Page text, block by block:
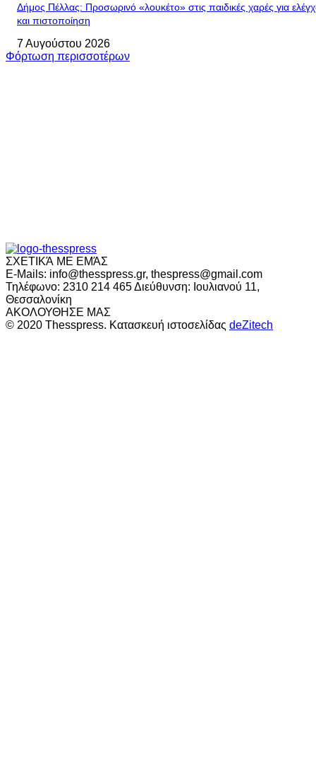
Δήμος Πέλλας: Προσωρινό «λουκέτο» στις παιδικές χαρές για
και πιστοποίηση
7 Αυγούστου 2026
Φόρτωση περισσοτέρων
ΣΧΕΤΙΚΆ ΜΕ ΕΜΆΣ
E-Mails: info@thesspress.gr, thespress@gmail.com
Τηλέφωνο: 2310 214 465 Διεύθυνση: Ιουλιανού 11,
Θεσσαλονίκη
ΑΚΟΛΟΥΘΗΣΕ ΜΑΣ
© 2020 Thesspress. Κατασκευή ιστοσελίδας deZitech